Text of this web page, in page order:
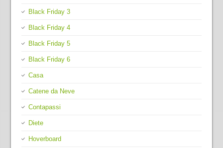
Black Friday 3
Black Friday 4
Black Friday 5
Black Friday 6
Casa
Catene da Neve
Contapassi
Diete
Hoverboard